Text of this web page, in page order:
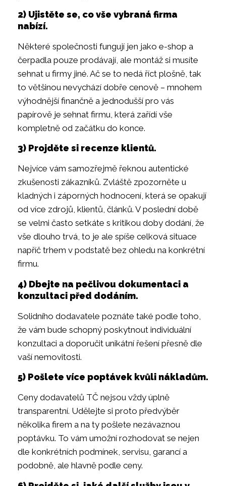
2) Ujistěte se, co vše vybraná firma
nabízí.
Některé společnosti fungují jen jako e-shop a
čerpadla pouze prodávají, ale montáž si musíte
sehnat u firmy jiné. Ač se to nedá říct plošně, tak
to většinou nevychází dobře cenově – mnohem
výhodnější finančně a jednodušší pro vás
papírově je sehnat firmu, která zařídí vše
kompletně od začátku do konce.
3) Projděte si recenze klientů.
Nejvíce vám samozřejmě řeknou autentické
zkušenosti zákazníků. Zvláště zpozorněte u
kladných i záporných hodnocení, která se opakují
od více zdrojů, klientů, článků. V poslední době
se velmi často setkáte s kritikou doby dodání, že
vše dlouho trvá, to je ale spíše celková situace
napříč trhem v podstatě bez ohledu na konkrétní
firmu.
4) Dbejte na pečlivou dokumentaci a
konzultaci před dodáním.
Solidního dodavatele poznáte také podle toho,
že vám bude schopný poskytnout individuální
konzultaci a doporučit unikátní řešení přesně dle
vaší nemovitosti.
5) Pošlete více poptávek kvůli nákladům.
Ceny dodavatelů TČ nejsou vždy úplně
transparentní. Udělejte si proto předvýběr
několika firem a na ty pošlete nezávaznou
poptávku. To vám umožní rozhodovat se nejen
dle konkrétních podmínek, servisu, garancí a
podobně, ale hlavně podle ceny.